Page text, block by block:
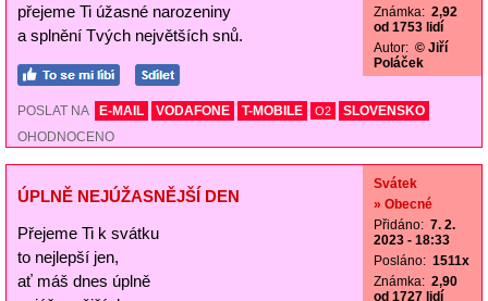
přejeme Ti úžasné narozeniny
a splnění Tvých největších snů.
Známka: 2,92
od 1753 lidí
Autor: © Jiří
Poláček
POSLAT NA E-MAIL VODAFONE T-MOBILE O2
SLOVENSKO
OHODNOCENO
ÚPLNĚ NEJÚŽASNĚJŠÍ DEN
Přejeme Ti k svátku
to nejlepší jen,
ať máš dnes úplně
Svátek
» Obecné
Přidáno: 7. 2.
2023 - 18:33
Posláno: 1511x
Známka: 2,90
od 1727 lidí